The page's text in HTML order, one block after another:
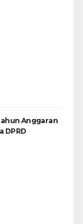
Anggaran
DPRD